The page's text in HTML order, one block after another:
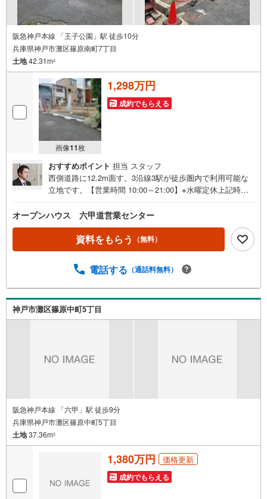
阪急神戸本線 「王子公園」駅 徒歩10分
兵庫県神戸市灘区篠原南町7丁目
土地42.31m2
画像11枚
1,298万円
成約でもらえる
おすすめポイント 担当 スタッフ
西側道路に12.2m面す。3沿線3駅が徒歩圏内で利用可能な
立地です。【営業時間 10:00～21:00】※水曜定休上記時間
連絡ください！現地を見学される場合は「室内・現地を見
学する（無料）」ボタンよりご希望の日時をご記入いただ
けますとスムーズにご案内が可能です。◎現地のご案内に
ついて・平日や夜遅い時間帯もご案内が可能 ※定休日を除
ます。・車でご自宅や最寄り駅等、ご指定の場所まで送迎
P相談会 無料物件のご紹介だけでなく住宅ローン・資金
のご相談、まずは家探しについて話を聞きたいという方も
大歓迎です！年間8000棟以上の限定物件を発表しているオ
もしくは当社を含めた数社でのみご紹介可能なオープンハ
オープンハウス 六甲道営業センター
資料をもらう （無料）
電話する （通話料無料）
神戸市灘区篠原中町5丁目
阪急神戸本線 「六甲」駅 徒歩9分
兵庫県神戸市灘区篠原中町5丁目
土地37.36m2
1,380万円 価格更新
成約でもらえる